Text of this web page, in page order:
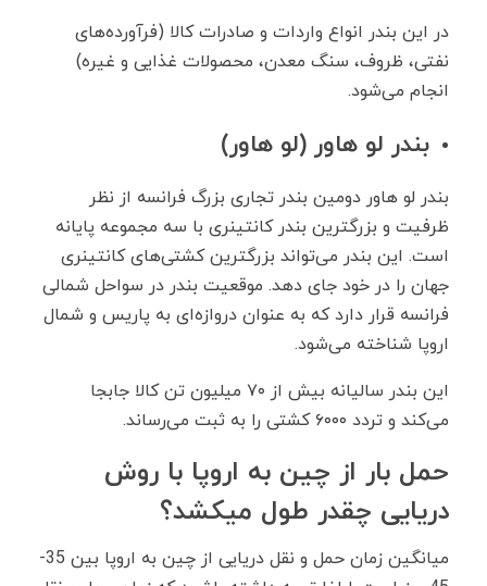
در این بندر انواع واردات و صادرات کالا (فرآورده‌های
نفتی، ظروف، سنگ معدن، محصولات غذایی و غیره)
انجام می‌شود.
بندر لو هاور (لو هاور)
بندر لو هاور دومین بندر تجاری بزرگ فرانسه از نظر
ظرفیت و بزرگترین بندر کانتینری با سه مجموعه پایانه
است. این بندر می‌تواند بزرگترین کشتی‌های کانتینری
جهان را در خود جای دهد. موقعیت بندر در سواحل شمالی
فرانسه قرار دارد که به عنوان دروازه‌ای به پاریس و شمال
اروپا شناخته می‌شود.
این بندر سالیانه بیش از ۷۰ میلیون تن کالا جابجا
می‌کند و تردد ۶۰۰۰ کشتی را به ثبت می‌رساند.
حمل بار از چین به اروپا با روش
دریایی چقدر طول میکشد؟
میانگین زمان حمل و نقل دریایی از چین به اروپا بین 35-